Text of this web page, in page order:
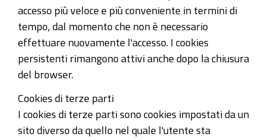
accesso più veloce e più conveniente in termini di
tempo, dal momento che non è necessario
effettuare nuovamente l'accesso. I cookies
persistenti rimangono attivi anche dopo la chiusura
del browser.
Cookies di terze parti
I cookies di terze parti sono cookies impostati da un
sito diverso da quello nel quale l'utente sta